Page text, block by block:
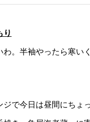
り
。半袖やったら寒い
で今日は昼間にちょ